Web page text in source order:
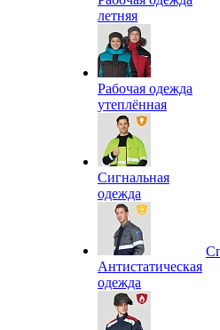
летняя
Рабочая одежда
утеплённая
Сигнальная
одежда
Антистатическая
одежда